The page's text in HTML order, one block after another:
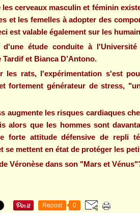
cerveaux masculin et féminin
et les femelles à adopter des
est valable également sur les
étude conduite à
et Bianca D’Antono.
les rats, l'expérimentation s'est
fortement générateur de stress,
augmente les risques cardiaques
alors que les hommes sont
forte attitude défensive de repli
se mettent en état de protéger les
Véronèse dans son "Mars et
Repost 0